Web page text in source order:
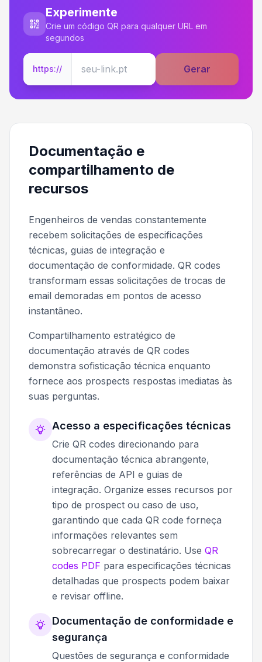
Experimente
Crie um código QR para qualquer URL em
segundos
https:// Gerar
Documentação e
compartilhamento de
recursos
Engenheiros de vendas constantemente
recebem solicitações de especificações
técnicas, guias de integração e
documentação de conformidade. QR codes
transformam essas solicitações de trocas de
email demoradas em pontos de acesso
instantâneo.
Compartilhamento estratégico de
documentação através de QR codes
demonstra sofisticação técnica enquanto
fornece aos prospects respostas imediatas às
suas perguntas.
Acesso a especificações técnicas
Crie QR codes direcionando para
documentação técnica abrangente,
referências de API e guias de
integração. Organize esses recursos por
tipo de prospect ou caso de uso,
garantindo que cada QR code forneça
informações relevantes sem
sobrecarregar o destinatário. Use QR
codes PDF para especificações técnicas
detalhadas que prospects podem baixar
e revisar offline.
Documentação de conformidade e
segurança
Questões de segurança e conformidade